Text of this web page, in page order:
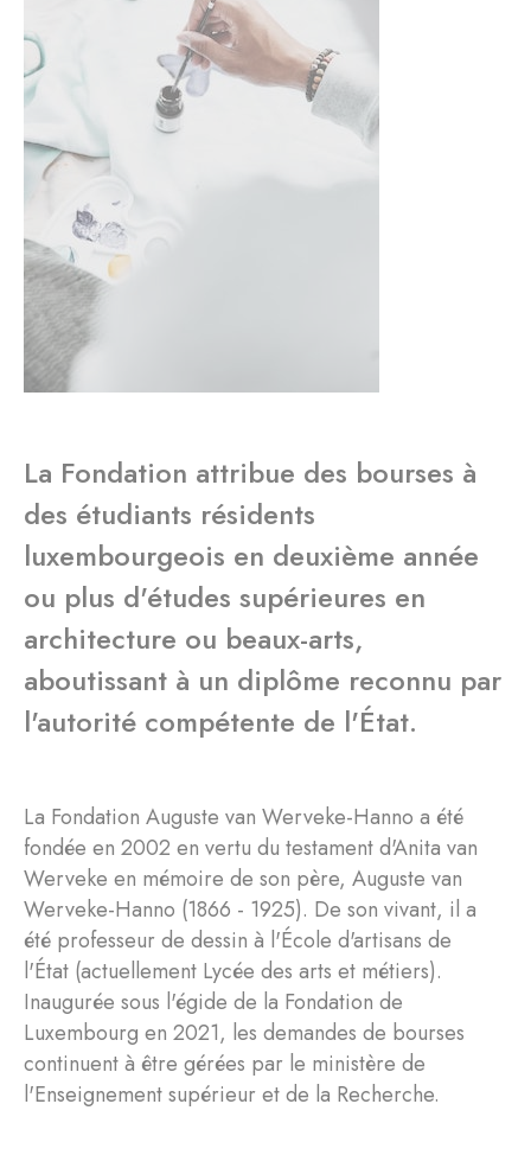
La Fondation attribue des bourses à
des étudiants résidents
luxembourgeois en deuxième année
ou plus d'études supérieures en
architecture ou beaux-arts,
aboutissant à un diplôme reconnu par
l'autorité compétente de l'État.
La Fondation Auguste van Werveke-Hanno a été
fondée en 2002 en vertu du testament d'Anita van
Werveke en mémoire de son père, Auguste van
Werveke-Hanno (1866 - 1925). De son vivant, il a
été professeur de dessin à l'École d'artisans de
l'État (actuellement Lycée des arts et métiers).
Inaugurée sous l'égide de la Fondation de
Luxembourg en 2021, les demandes de bourses
continuent à être gérées par le ministère de
l'Enseignement supérieur et de la Recherche.